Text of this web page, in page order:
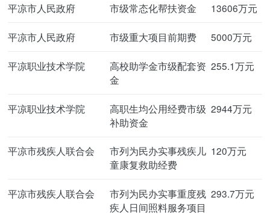
平凉市人民政府 市级常态化帮扶资金 13606万元
平凉市人民政府 市级重大项目前期费 5000万元
平凉职业技术学院
高校助学金市级配套资
金
255.1万元
平凉职业技术学院
高职生均公用经费市级
补助资金
2944万元
平凉市残疾人联合会
市列为民办实事残疾儿
童康复救助经费
120万元
平凉市残疾人联合会
市列为民办实事重度残
疾人日间照料服务项目
293.7万元